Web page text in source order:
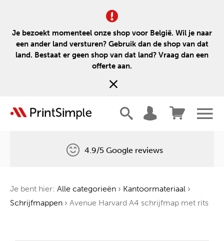
Je bezoekt momenteel onze shop voor België. Wil je naar
een ander land versturen? Gebruik dan de shop van dat
land. Bestaat er geen shop van dat land? Vraag dan een
offerte aan.
Één boom voor elke bestelling
4.9/5 Google reviews
Je bent hier: Alle categorieën › Kantoormateriaal ›
Schrijfmappen › Avenue Harvard A4 schrijfmap met rits